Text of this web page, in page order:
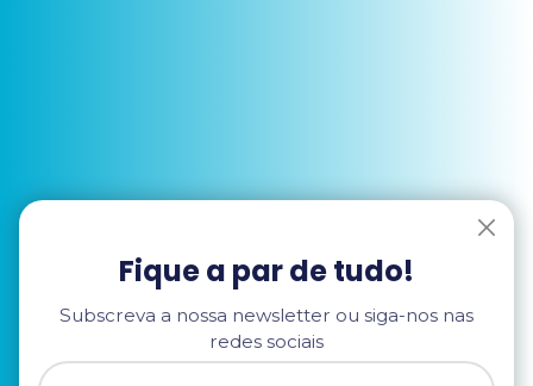
Fique a par de tudo!
Subscreva a nossa newsletter ou siga-nos nas
redes sociais